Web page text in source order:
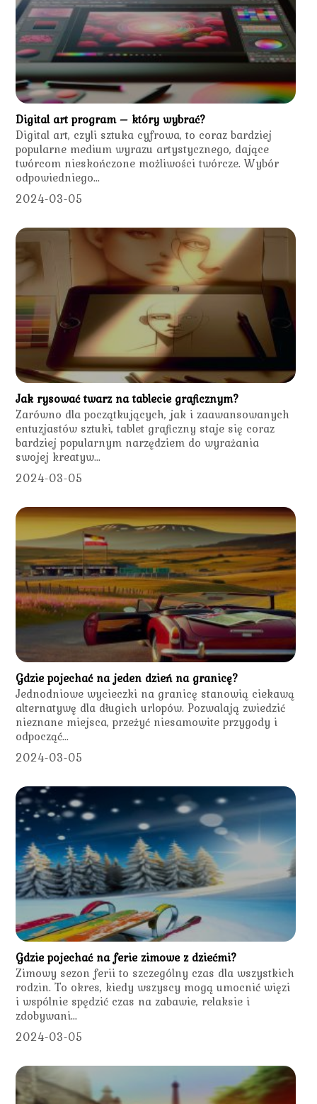
Digital art program – który wybrać?
Digital art, czyli sztuka cyfrowa, to coraz bardziej
popularne medium wyrazu artystycznego, dające
twórcom nieskończone możliwości twórcze. Wybór
odpowiedniego...
2024-03-05
Jak rysować twarz na tablecie graficznym?
Zarówno dla początkujących, jak i zaawansowanych
entuzjastów sztuki, tablet graficzny staje się coraz
bardziej popularnym narzędziem do wyrażania
swojej kreatyw...
2024-03-05
Gdzie pojechać na jeden dzień na granicę?
Jednodniowe wycieczki na granicę stanowią ciekawą
alternatywę dla długich urlopów. Pozwalają zwiedzić
nieznane miejsca, przeżyć niesamowite przygody i
odpocząć...
2024-03-05
Gdzie pojechać na ferie zimowe z dziećmi?
Zimowy sezon ferii to szczególny czas dla wszystkich
rodzin. To okres, kiedy wszyscy mogą umocnić więzi
i wspólnie spędzić czas na zabawie, relaksie i
zdobywani...
2024-03-05